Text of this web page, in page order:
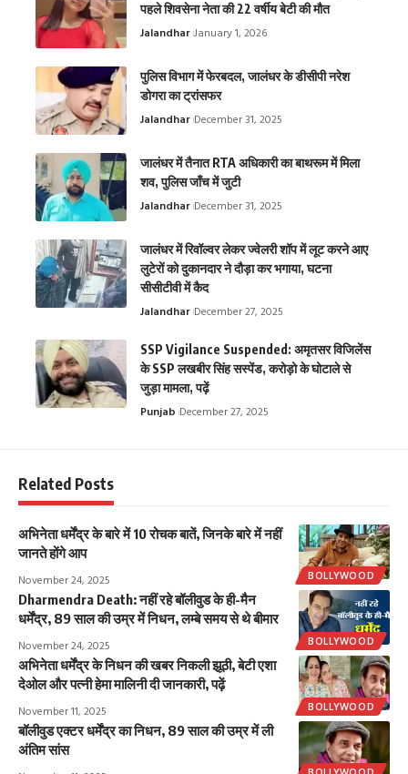
पहले शिवसेना नेता की 22 वर्षीय बेटी की मौत
Jalandhar January 1, 2026
पुलिस विभाग में फेरबदल, जालंधर के डीसीपी नरेश
डोगरा का ट्रांसफर
Jalandhar December 31, 2025
जालंधर में तैनात RTA अधिकारी का बाथरूम में मिला
शव, पुलिस जाँच में जुटी
Jalandhar December 31, 2025
जालंधर में रिवॉल्वर लेकर ज्वेलरी शॉप में लूट करने आए
लुटेरों को दुकानदार ने दौड़ा कर भगाया, घटना
सीसीटीवी में कैद
Jalandhar December 27, 2025
SSP Vigilance Suspended: अमृतसर विजिलेंस
के SSP लखबीर सिंह सस्पेंड, करोड़ो के घोटाले से
जुड़ा मामला, पढ़ें
Punjab December 27, 2025
Related Posts
BOLLYWOOD
अभिनेता धर्मेंद्र के बारे में 10 रोचक बातें, जिनके बारे में नहीं
जानते होंगे आप
November 24, 2025
BOLLYWOOD
Dharmendra Death: नहीं रहे बॉलीवुड के ही-मैन
धर्मेंद्र, 89 साल की उम्र में निधन, लम्बे समय से थे बीमार
November 24, 2025
BOLLYWOOD
अभिनेता धर्मेंद्र के निधन की खबर निकली झूठी, बेटी एशा
देओल और पत्नी हेमा मालिनी दी जानकारी, पढ़ें
November 11, 2025
बॉलीवुड एक्टर धर्मेंद्र का निधन, 89 साल की उम्र में ली
अंतिम सांस